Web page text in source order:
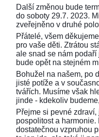
Další změnou bude
do soboty 29.7. 2023.
zveřejněno v druhé
Přátelé, všem
pro vaše děti. Ztrátou
ale snad se nám
bude opět na stejném
Bohužel na našem, po
jisté potíže a v
tvářích. Musíme však
jinde - kdekoliv
Přejme si pevné
pospolitost a
dostatečnou vzpruhou